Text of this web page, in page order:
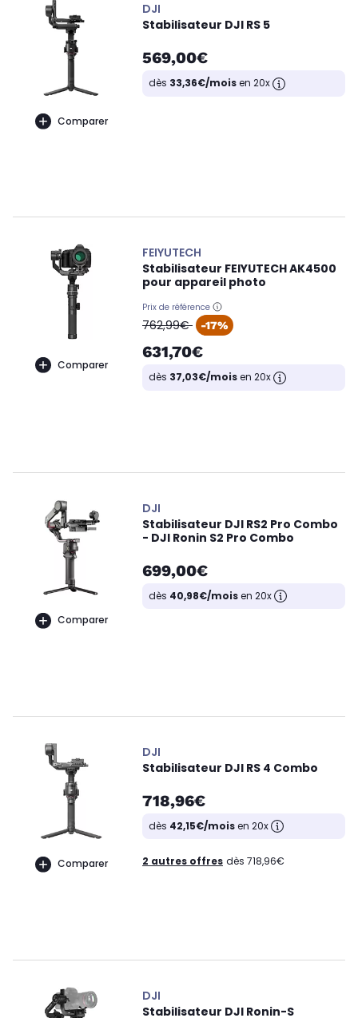
Comparer
DJI
Stabilisateur DJI RS 5
569,00€
dès 33,36€/moisen 20x
Comparer
FEIYUTECH
Stabilisateur FEIYUTECH AK4500
pour appareil photo
Prix de référence
oldPrice
762,99€ -17%
631,70€
dès 37,03€/moisen 20x
Comparer
DJI
Stabilisateur DJI RS2 Pro Combo
- DJI Ronin S2 Pro Combo
699,00€
dès 40,98€/moisen 20x
Comparer
DJI
Stabilisateur DJI RS 4 Combo
718,96€
dès 42,15€/moisen 20x
2 autres offres dès 718,96€
DJI
Stabilisateur DJI Ronin-S